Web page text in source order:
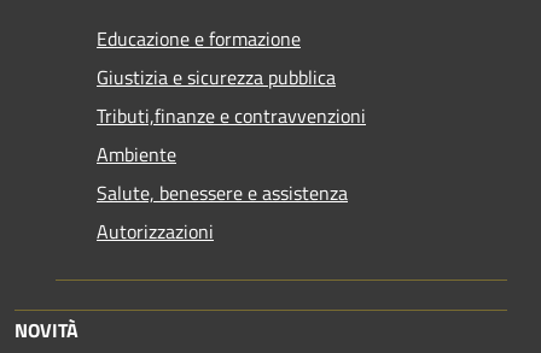
Educazione e formazione
Giustizia e sicurezza pubblica
Tributi,finanze e contravvenzioni
Ambiente
Salute, benessere e assistenza
Autorizzazioni
NOVITÀ